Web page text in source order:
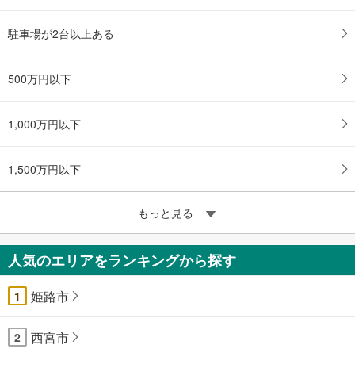
駐車場が2台以上ある
500万円以下
1,000万円以下
1,500万円以下
もっと見る
人気のエリアをランキングから探す
1 姫路市
2 西宮市